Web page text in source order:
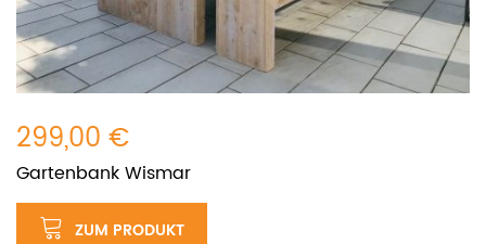
299,00 €
Gartenbank Wismar
ZUM PRODUKT